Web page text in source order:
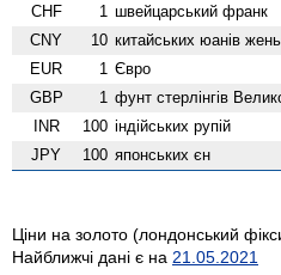
CHF 1 швейцарський франк
CNY 10 китайських юанів
EUR 1 Євро
GBP 1 фунт стерлінгів
INR 100 індійських рупій
JPY 100 японських єн
Ціни на золото (лондонський
Найближчі дані є на 21.05.2021